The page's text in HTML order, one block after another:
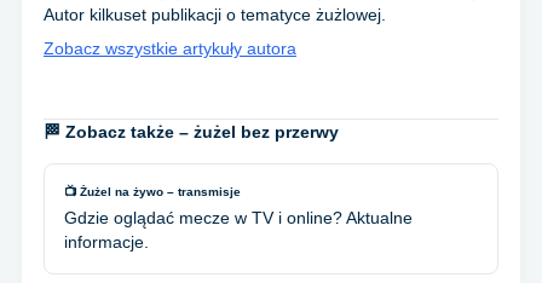
Autor kilkuset publikacji o tematyce żużlowej.
Zobacz wszystkie artykuły autora
🏁 Zobacz także – żużel bez przerwy
📺 Żużel na żywo – transmisje
Gdzie oglądać mecze w TV i online? Aktualne
informacje.